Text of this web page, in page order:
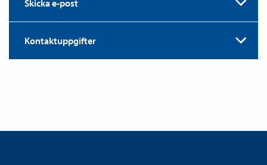
Skicka e-post
Kontaktuppgifter